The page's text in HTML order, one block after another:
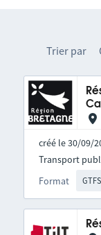
Trier par
créé le 30/09/
Format GTFS
Transport